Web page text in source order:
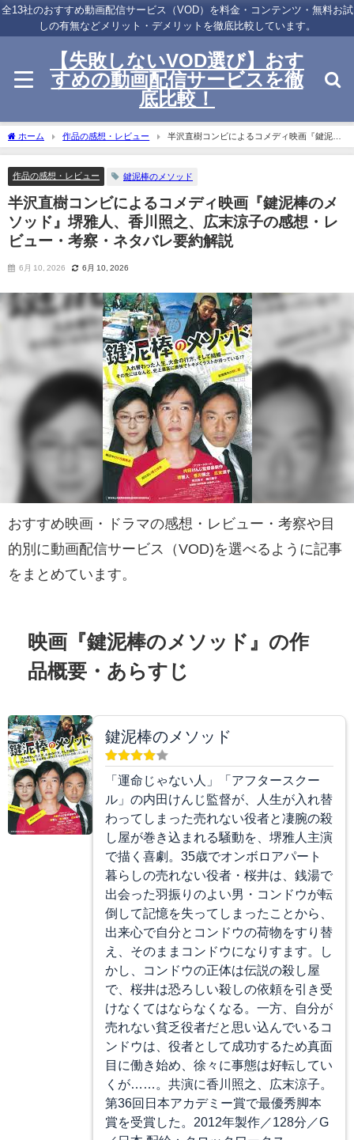
全13社のおすすめ動画配信サービス（VOD）を料金・コンテンツ・無料お試
しの有無などメリット・デメリットを徹底比較しています。
【失敗しないVOD選び】おす
すめの動画配信サービスを徹
底比較！
ホーム 作品の感想・レビュー
半沢直樹コンビによるコメディ映画『鍵泥棒
のメソッド』堺雅人、香川照之、広末涼子の感想・レビュー・考察・ネタバレ要約解
作品の感想・レビュー
鍵泥棒のメソッド
半沢直樹コンビによるコメディ映画『鍵泥棒のメ
ソッド』堺雅人、香川照之、広末涼子の感想・レ
ビュー・考察・ネタバレ要約解説
6月 10, 2026 6月 10, 2026
おすすめ映画・ドラマの感想・レビュー・考察や目
的別に動画配信サービス（VOD)を選べるように記事
をまとめています。
映画『鍵泥棒のメソッド』の作
品概要・あらすじ
鍵泥棒のメソッド
「運命じゃない人」「アフタースクー
ル」の内田けんじ監督が、人生が入れ替
わってしまった売れない役者と凄腕の殺
し屋が巻き込まれる騒動を、堺雅人主演
で描く喜劇。35歳でオンボロアパート
暮らしの売れない役者・桜井は、銭湯で
出会った羽振りのよい男・コンドウが転
倒して記憶を失ってしまったことから、
出来心で自分とコンドウの荷物をすり替
え、そのままコンドウになりすます。し
かし、コンドウの正体は伝説の殺し屋
で、桜井は恐ろしい殺しの依頼を引き受
けなくてはならなくなる。一方、自分が
売れない貧乏役者だと思い込んでいるコ
ンドウは、役者として成功するため真面
目に働き始め、徐々に事態は好転してい
くが……。共演に香川照之、広末涼子。
第36回日本アカデミー賞で最優秀脚本
賞を受賞した。2012年製作／128分／G